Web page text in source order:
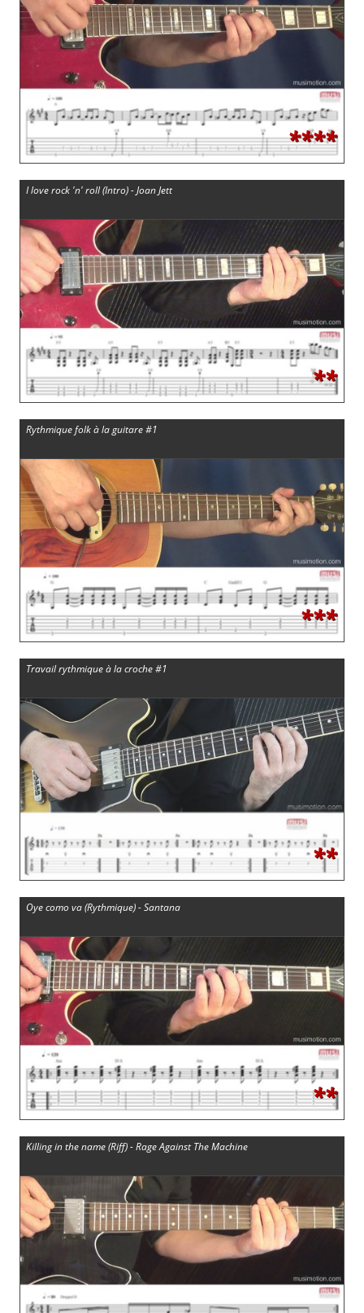
****
I love rock 'n' roll (Intro) - Joan Jett
**
Rythmique folk à la guitare #1
***
Travail rythmique à la croche #1
**
Oye como va (Rythmique) - Santana
**
Killing in the name (Riff) - Rage Against The Machine